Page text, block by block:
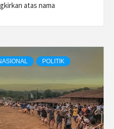
atas nama
POLITIK